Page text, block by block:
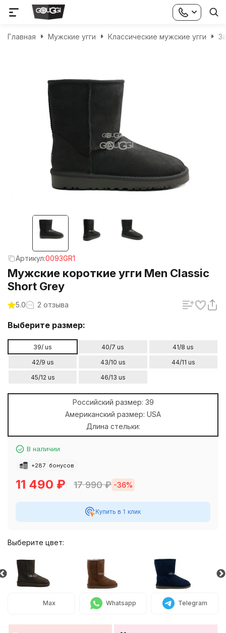
Главная Мужские угги Классические мужские угги
Артикул:0093GR1
Мужские короткие угги Men Classic
Short Grey
5.0 2 отзыва
Выберите размер:
39/ us 40/7 us
41/8 us
42/9 us
43/10 us
44/11 us
45/12 us
46/13 us
Российский размер: 39
Американский размер: USA
Длина стельки:
В наличии
+287 бонусов
11 490 ₽ 17 990₽ -36%
Купить в 1 клик
Выберите цвет:
Max Whatsapp Telegram